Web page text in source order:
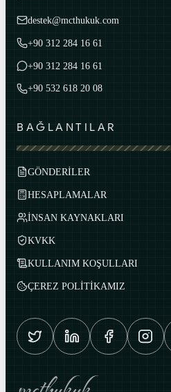
destek@mcthukuk.com
+90 312 284 16 61
+90 312 284 16 61
+90 532 618 20 08
BAĞLANTILAR
GÖNDERİLER
HESAPLAMALAR
İNSAN KAYNAKLARI
KVKK
KULLANIM KOŞULLARI
ÇEREZ POLİTİKAMIZ